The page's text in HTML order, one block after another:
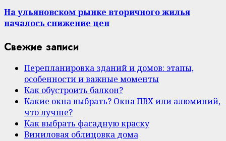
На ульяновском рынке вторичного жилья
началось снижение цен
Свежие записи
Перепланировка зданий и домов: этапы,
особенности и важные моменты
Как обустроить балкон?
Какие окна выбрать? Окна ПВХ или алюминий,
что лучше?
Как выбрать фасадную краску
Виниловая облицовка дома